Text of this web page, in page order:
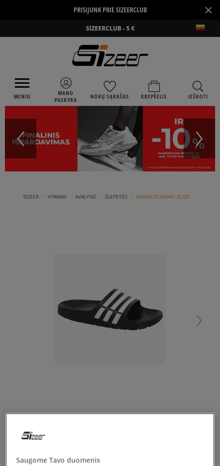
PRISIJUNK PRIE SIZEERCLUB ×
SIZEERCLUB - 5 €
MENIU
MANO
PASKYRA
NORŲ SĄRAŠAS KREPŠELIS IEŠKOTI
SIZEER VYRAMS AVALYNĖ ŠLEPETĖS ADIDAS DURAMO SLIDE
vyrams, šlepetės
Saugome Tavo duomenis